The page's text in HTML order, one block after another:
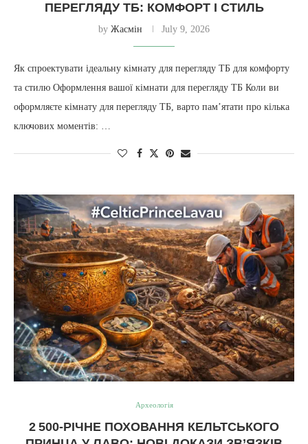
ПЕРЕГЛЯДУ ТБ: КОМФОРТ І СТИЛЬ
by Жасмін July 9, 2026
Як спроектувати ідеальну кімнату для перегляду ТБ для комфорту
та стилю Оформлення вашої кімнати для перегляду ТБ Коли ви
оформляєте кімнату для перегляду ТБ, варто пам’ятати про кілька
ключових моментів: …
Археологія
2 500‑РІЧНЕ ПОХОВАННЯ КЕЛЬТСЬКОГО